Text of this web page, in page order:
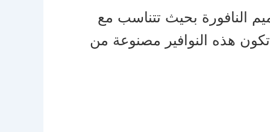
النافورة بحيث تتناسب مع
هذه النوافير مصنوعة من